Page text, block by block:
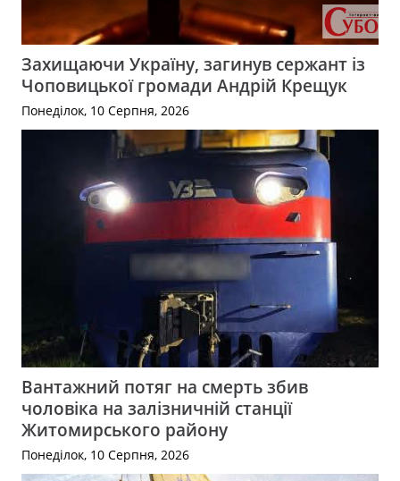
Захищаючи Україну, загинув сержант із
Чоповицької громади Андрій Крещук
Понеділок, 10 Серпня, 2026
Вантажний потяг на смерть збив
чоловіка на залізничній станції
Житомирського району
Понеділок, 10 Серпня, 2026